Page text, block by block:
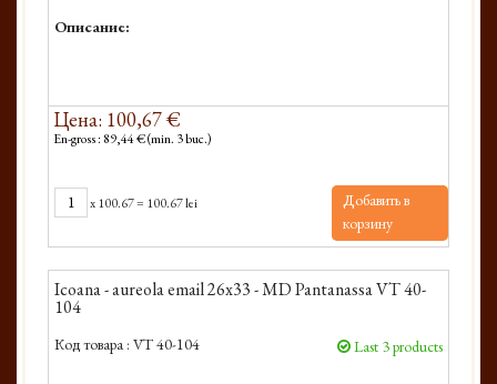
Описание:
Цена: 100,67 €
En-gross : 89,44 € (min. 3 buc.)
x100.67= 100.67 lei
Добавить в
корзину
Icoana - aureola email 26x33 - MD Pantanassa VT 40-
104
Код товара : VT 40-104 Last 3 products